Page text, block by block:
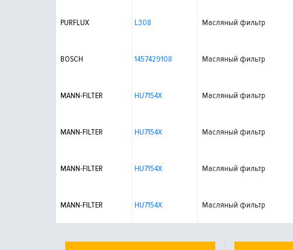
PURFLUX L308 Масляный фильтр
BOSCH 1457429108 Масляный фильтр
MANN-FILTER HU7154X Масляный фильтр
MANN-FILTER HU7154X Масляный фильтр
MANN-FILTER HU7154X Масляный фильтр
MANN-FILTER HU7154X Масляный фильтр